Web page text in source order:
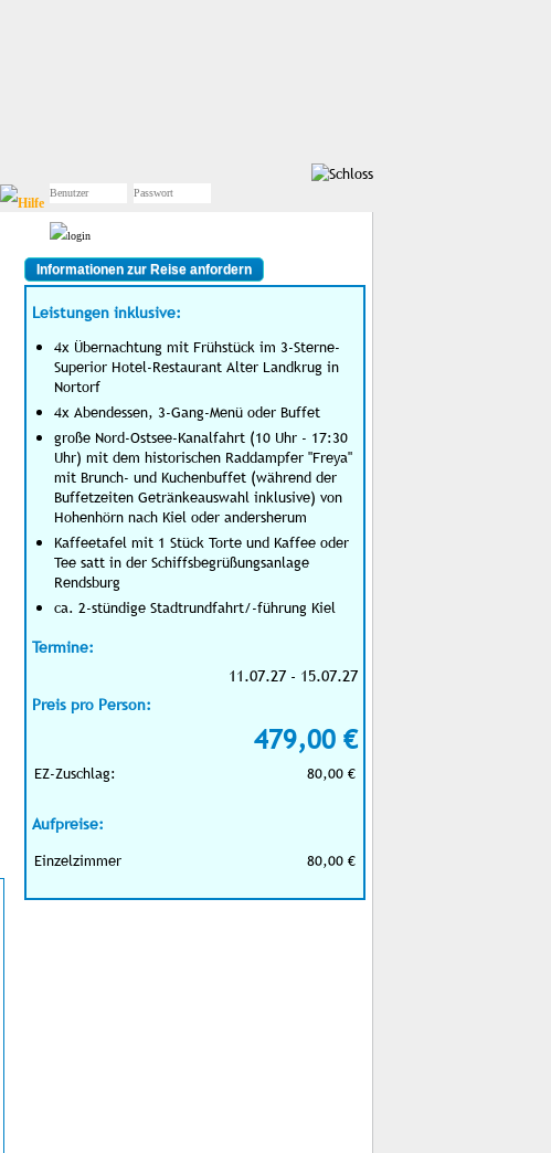
Informationen zur Reise anfordern
Leistungen inklusive:
4x Übernachtung mit Frühstück im 3-Sterne-
Superior Hotel-Restaurant Alter Landkrug in
Nortorf
4x Abendessen, 3-Gang-Menü oder Buffet
große Nord-Ostsee-Kanalfahrt (10 Uhr - 17:30
Uhr) mit dem historischen Raddampfer "Freya"
mit Brunch- und Kuchenbuffet (während der
Buffetzeiten Getränkeauswahl inklusive) von
Hohenhörn nach Kiel oder andersherum
Kaffeetafel mit 1 Stück Torte und Kaffee oder
Tee satt in der Schiffsbegrüßungsanlage
Rendsburg
ca. 2-stündige Stadtrundfahrt/-führung Kiel
Termine:
11.07.27 - 15.07.27
Preis pro Person:
479,00 €
EZ-Zuschlag: 80,00 €
Aufpreise:
Einzelzimmer
80,00 €